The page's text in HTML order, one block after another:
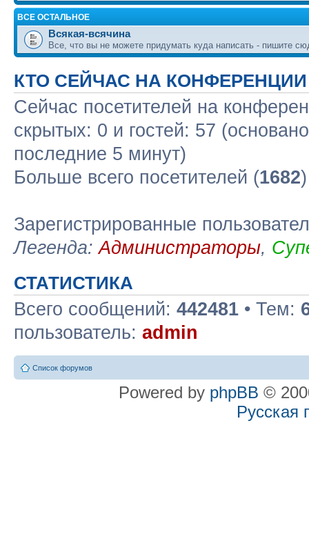
ВСЕ ОСТАЛЬНОЕ
Всякая-всячина
Все, что вы не можете придумать куда написать - пишите
КТО СЕЙЧАС НА КОНФЕРЕНЦИИ
Сейчас посетителей на
скрытых: 0 и гостей: 57
последние 5 минут)
Больше всего посетителей (1682
Зарегистрированные
Легенда:Администраторы,
СТАТИСТИКА
Всего сообщений: 442481 • Тем:
пользователь: admin
Список форумов
Powered by phpBB ©
Русская